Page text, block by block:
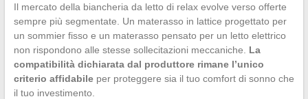
Il mercato della biancheria da letto di relax evolve verso offerte
sempre più segmentate. Un materasso in lattice progettato per
un sommier fisso e un materasso pensato per un letto elettrico
non rispondono alle stesse sollecitazioni meccaniche. La
compatibilità dichiarata dal produttore rimane l’unico
criterio affidabileper proteggere sia il tuo comfort di sonno che
il tuo investimento.